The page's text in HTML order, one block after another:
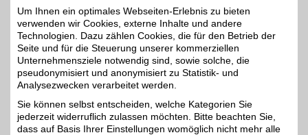
bis zu 2%
zooplus
Bei zooplus kann man mit
BSW-Vorteil bei über
8.000 Markenprodukte
an Futter und Zubehör für
Hund, Katze und Co.
sparen. zooplus bietet
auch kostenlose
Beratungen rund ums
Tier mit wertvollen Tipps.
Um Ihnen ein optimales Webseiten-Erlebnis zu bieten
verwenden wir Cookies, externe Inhalte und andere
Technologien. Dazu zählen Cookies, die für den Betrieb der
Seite und für die Steuerung unserer kommerziellen
Unternehmensziele notwendig sind, sowie solche, die
pseudonymisiert und anonymisiert zu Statistik- und
Analysezwecken verarbeitet werden.
Sie können selbst entscheiden, welche Kategorien Sie
jederzeit widerruflich zulassen möchten. Bitte beachten Sie,
dass auf Basis Ihrer Einstellungen womöglich nicht mehr alle